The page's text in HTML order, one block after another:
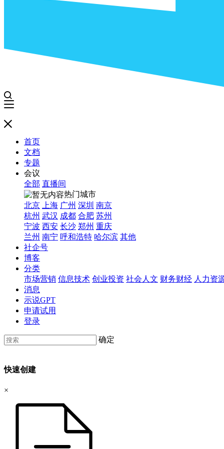
首页
文档
专题
会议
全部 直播间
热门城市
北京
上海 广州 深圳 南京
杭州 武汉 成都 合肥 苏州
宁波 西安 长沙 郑州 重庆
兰州 南宁 呼和浩特 哈尔滨 其他
社企号
博客
分类
市场营销 信息技术 创业投资 社会人文 财务财经 人力资
消息
示说GPT
申请试用
登录
确定
快速创建
×